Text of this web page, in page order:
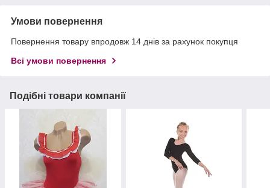
Умови повернення
Повернення товару впродовж 14 днів за рахунок покупця
Всі умови повернення
Подібні товари компанії